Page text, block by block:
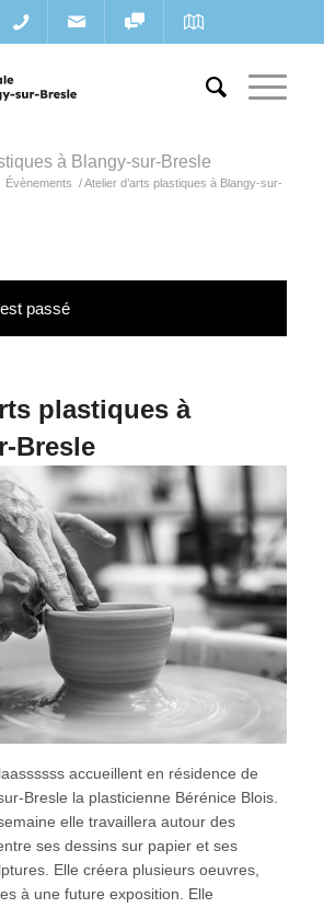
à Blangy-sur-Bresle
Évènements / Atelier d’arts plastiques à Blangy-sur-
passé
plastiques à
Bresle
accueillent en résidence de
Bresle la plasticienne Bérénice Blois.
elle travaillera autour des
ses dessins sur papier et ses
Elle créera plusieurs oeuvres,
à une future exposition. Elle